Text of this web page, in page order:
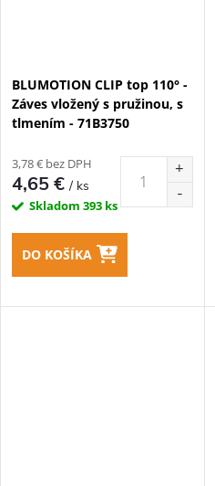
BLUMOTION CLIP top 110° -
Záves vložený s pružinou, s
tlmením - 71B3750
3,78 € bez DPH
4,65 €/ ks
Skladom 393 ks
DO KOŠÍKA